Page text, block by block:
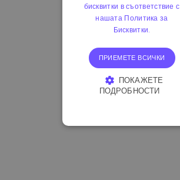
бисквитки в съответствие с
нашата Политика за
Бисквитки.
ПРИЕМЕТЕ ВСИЧКИ
ПОКАЖЕТЕ
ПОДРОБНОСТИ